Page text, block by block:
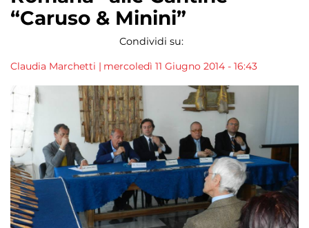
“Caruso & Minini”
Condividi su:
Claudia Marchetti | mercoledì 11 Giugno 2014 - 16:43